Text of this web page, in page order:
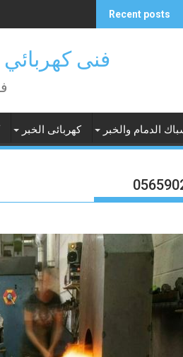
Recent posts
فنى كهربائي
الدمام والخبر كهربائى الخبر